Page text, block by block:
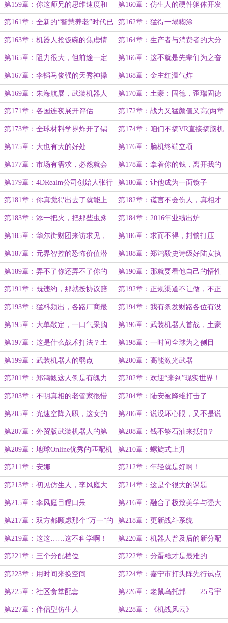
第159章：你这师兄的思维速度和
高度常人难以企及
第160章：仿生人的硬件躯体开发
第161章：全新的“智慧养老”时代已
来临
第162章：猛得一塌糊涂
第163章：机器人抢饭碗的焦虑情
绪蔓延
第164章：生产者与消费者的大分
流
第165章：阻力很大，但前途一定
光明
第166章：这不就是先辈们为之奋
斗的终极理想！
第167章：李韬马俊强的天秀神操
作
第168章：金主红温气炸
第169章：朱海航展，武装机器人
极限对抗演示震撼全场
第170章：土豪：固德，歪瑞固德
第171章：各国连夜展开评估 第172章：战力又猛颜值又高(两章
合一)
第173章：全球材料学界炸开了锅
(两章合一)
第174章：咱们不搞VR直接搞脑机
终端设备(两章合一)
第175章：大也有大的好处 第176章：脑机终端立项
第177章：市场有需求，必然就会
有供给
第178章：拿着你的钱，离开我的
机器人
第179章：4DRealm公司创始人张行
川
第180章：让他成为一面镜子
第181章：你真觉得出去了就能上
他们的桌吃饭？
第182章：谎言不会伤人，真相才
是快刀
第183章：添一把火，把那些虫豸
架在火上烤
第184章：2016年业绩出炉
第185章：华尔街财团来访求见，
不见！
第186章：求而不得，封锁打压
第187章：元界智控的恐怖价值潜
力预期
第188章：郑鸿毅史诗级好陆安执
掌下的元界智控
第189章：弄不了你还弄不了你的
客户？
第190章：那就要看他自己的悟性
和造化了
第191章：既违约，那就按协议赔
巨额违约金吧！
第192章：正规渠道不让做，不正
规渠道必然大兴
第193章：猛料频出，各路厂商最
担心的事情还是来了
第194章：我有条发财路各位有没
有兴趣？
第195章：大单敲定，一口气采购
50万条
第196章：武装机器人首战，土豪
的买家秀
第197章：这是什么战术打法？土
豪：氪金打法！
第198章：一时间全球为之侧目
第199章：武装机器人的弱点 第200章：高能激光武器
第201章：郑鸿毅这人倒是有魄力
眼光也不赖
第202章：欢迎“来到”现实世界！
第203章：不明真相的老管家很懵
圈
第204章：陆安被降维打击了
第205章：光速空降入职，这女的
什么来头？
第206章：说没坏心眼，又不是说
没心眼
第207章：外贸版武装机器人的第
二位客户
第208章：钱不够石油来抵扣？
第209章：地球Online优秀的匹配机
制
第210章：螺旋式上升
第211章：安娜 第212章：年轻就是好啊！
第213章：初见仿生人，李风庭大
受震撼！
第214章：这是个很大的课题
第215章：李风庭目瞪口呆 第216章：融合了极致美学与强大
力量的终极造物
第217章：双方都顾虑那个“万一”的
可能性
第218章：更新战斗系统
第219章：这这……这不科学啊！ 第220章：机器人普及后的新分配
方案
第221章：三个分配档位 第222章：分蛋糕才是最难的
第223章：用时间来换空间 第224章：嘉宁市打头阵先行试点
第225章：社区食堂配套 第226章：老鼠乌托邦——25号宇
宙的结局
第227章：伴侣型仿生人 第228章：《机战风云》